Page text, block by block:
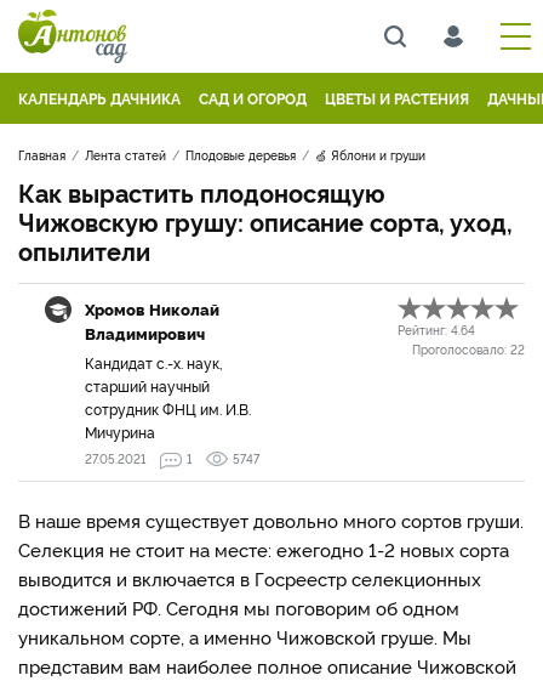
КАЛЕНДАРЬ ДАЧНИКА САД И ОГОРОД ЦВЕТЫ И РАСТЕНИЯ
Главная Лента статей Плодовые деревья 🍏 Яблони и груши
Как вырастить плодоносящую
Чижовскую грушу: описание сорта, уход,
опылители
Хромов Николай
Владимирович
Кандидат с.-х. наук,
старший научный
сотрудник ФНЦ им. И.В.
Мичурина
Рейтинг: 4.64
Проголосовало: 22
27.05.2021 1 5747
В наше время существует довольно много сортов груши.
Селекция не стоит на месте: ежегодно 1-2 новых сорта
выводится и включается в Госреестр селекционных
достижений РФ. Сегодня мы поговорим об одном
уникальном сорте, а именно Чижовской груше. Мы
представим вам наиболее полное описание Чижовской